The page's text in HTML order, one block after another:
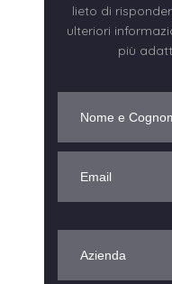
lieto di
ulteriori
più